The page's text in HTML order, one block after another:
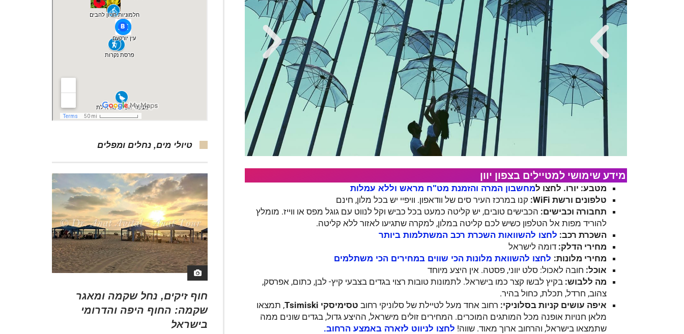
מידע שימושי למטיילים ב​צפון יוון
מטבע: יורו. לחצו למחשבון המרה והזמנת מט"ח מראש וללא עמלות
טלפונים ורשת WiFi:
קנו במרכז העיר סים של וודאפון. וויפיי יש בכל מלון, חינם
תחבורה וכבישים: הכבישים טובים, יש קליטה כמעט בכל כביש וקל לנווט עם גוגל מפס או ווייז. מומלץ
להוריד מפות אל הטלפון כשיש לכם קליטה במלון, למקרה שתגיעו לאזור ללא קליטה.
השכרת רכב: לחצו להשוואות השכרת רכב המשתלמות ביותר
מחירי הדלק: דומה לישראל
מחירי מלונות: לחצו להשוואת מלונות הכי שווים במחירים הכי משתלמים
אוכל: חובה לאכול: סלט יווני, פסטה. אין היצע מיוחד
מה ללבוש: בקיץ לבשו קצר כמו בישראל. לתמונות טובות רצוי בגדים בצבעי קיץ- לבן, כתום, אפרסק,
צהוב, חרדל, תכלת, כחול בהיר.
איפה עושים קניות בסלוניקי: רחוב אחד מעל לטיילת של סלוניקי רחוב טסימיסקי Tsimiski
, תמצאו
מלאן חנויות אופנה מכל המותגים המוכרים. המחירים זולים מישראל, ההיצע גדול, בגדים שונים ממה
שתמצאו בישראל, והרחוב ארוך מאוד. שווה! לחצו לניווט לזארה באמצע הרחוב.
טיולי מים, נחלים ומפלים
חוף זיקים, נחל שקמה ומאגר
שקמה: החוף היפה והדרומי
בישראל